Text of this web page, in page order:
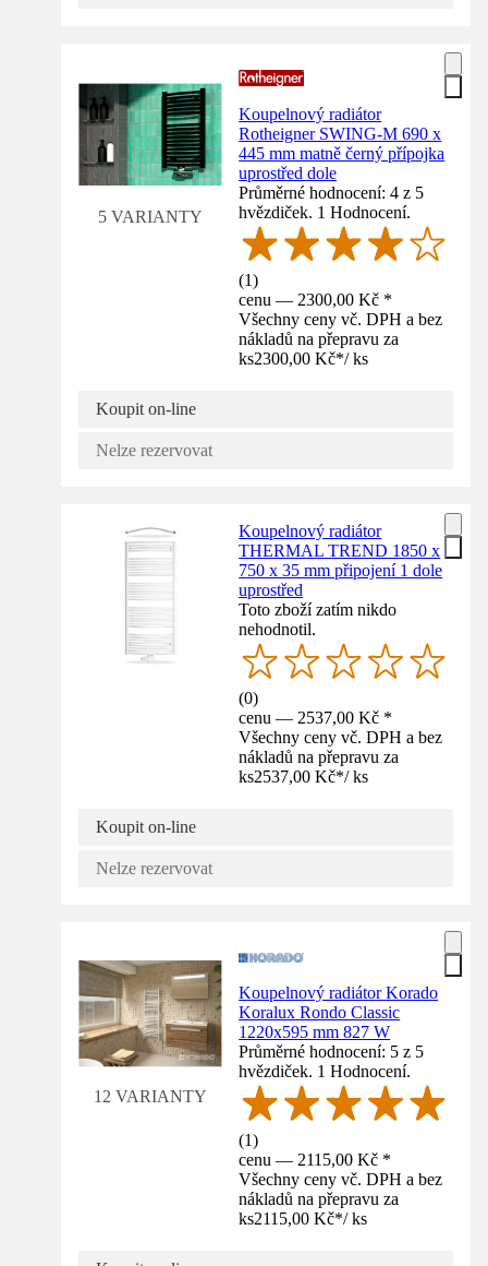
5 VARIANTY
Koupelnový radiátor
Rotheigner SWING-M 690 x
445 mm matně černý přípojka
uprostřed dole
Průměrné hodnocení: 4 z 5
hvězdiček. 1 Hodnocení.
(1)
cenu — 2300,00 Kč *
Všechny ceny vč. DPH a bez
nákladů na přepravu za
ks2300,00 Kč*/ ks
Koupit on-line
Nelze rezervovat
Koupelnový radiátor
THERMAL TREND 1850 x
750 x 35 mm připojení 1 dole
uprostřed
Toto zboží zatím nikdo
nehodnotil.
(0)
cenu — 2537,00 Kč *
Všechny ceny vč. DPH a bez
nákladů na přepravu za
ks2537,00 Kč*/ ks
Koupit on-line
Nelze rezervovat
12 VARIANTY
Koupelnový radiátor Korado
Koralux Rondo Classic
1220x595 mm 827 W
Průměrné hodnocení: 5 z 5
hvězdiček. 1 Hodnocení.
(1)
cenu — 2115,00 Kč *
Všechny ceny vč. DPH a bez
nákladů na přepravu za
ks2115,00 Kč*/ ks